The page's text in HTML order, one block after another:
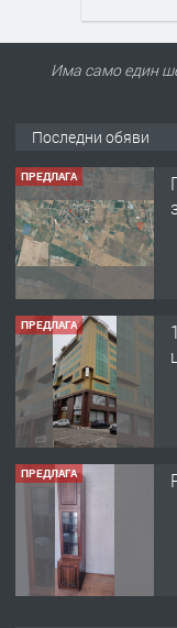
Има само един
Последни обяви
ПРЕДЛАГА
ПРЕДЛАГА
ПРЕДЛАГА